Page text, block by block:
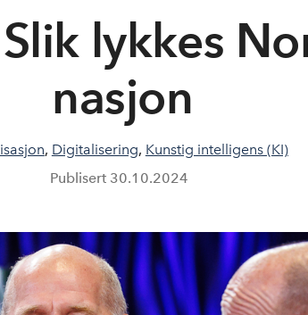
lykkes
nasjon
, Digitalisering, Kunstig intelligens (KI)
Publisert 30.10.2024